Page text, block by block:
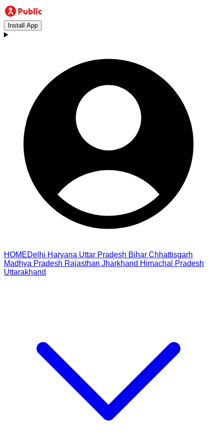
Install App
HOMEDelhi Haryana Uttar Pradesh Bihar Chhattisgarh
Madhya Pradesh Rajasthan Jharkhand Himachal Pradesh
Uttarakhand